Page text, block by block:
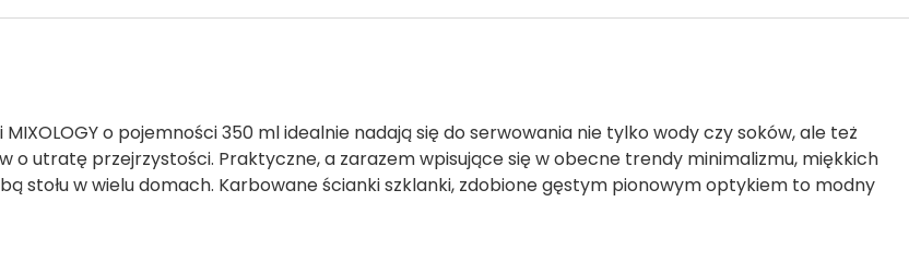
o pojemności 350 ml idealnie nadają się do serwowania nie tylko wody czy soków, ale też
o utratę przejrzystości. Praktyczne, a zarazem wpisujące się w obecne trendy minimalizmu, miękkich
stołu w wielu domach. Karbowane ścianki szklanki, zdobione gęstym pionowym optykiem to modny